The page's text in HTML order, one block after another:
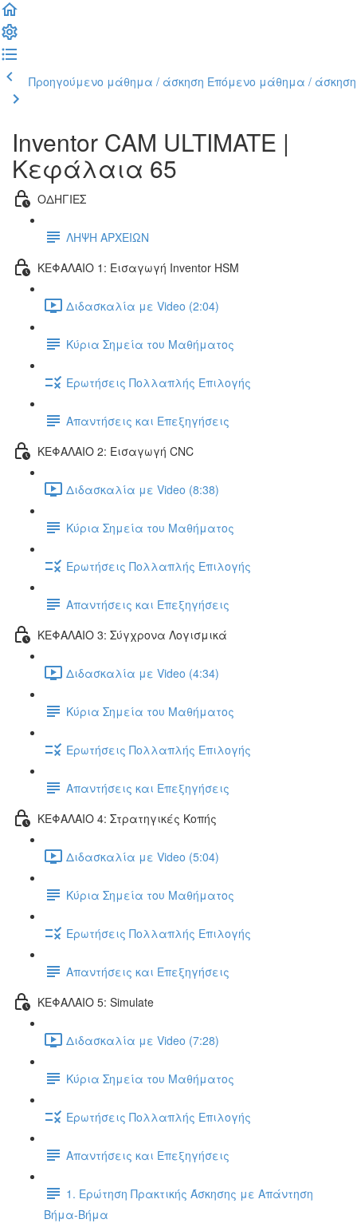
Προηγούμενο μάθημα / άσκηση Επόμενο μάθημα / άσκηση
Inventor CAM ULTIMATE |
Κεφάλαια 65
ΟΔΗΓΙΕΣ
ΛΗΨΗ ΑΡΧΕΙΩΝ
ΚΕΦΑΛΑΙΟ 1: Εισαγωγή Inventor HSM
Διδασκαλία με Video (2:04)
Κύρια Σημεία του Μαθήματος
Ερωτήσεις Πολλαπλής Επιλογής
Απαντήσεις και Επεξηγήσεις
ΚΕΦΑΛΑΙΟ 2: Εισαγωγή CNC
Διδασκαλία με Video (8:38)
Κύρια Σημεία του Μαθήματος
Ερωτήσεις Πολλαπλής Επιλογής
Απαντήσεις και Επεξηγήσεις
ΚΕΦΑΛΑΙΟ 3: Σύγχρονα Λογισμικά
Διδασκαλία με Video (4:34)
Κύρια Σημεία του Μαθήματος
Ερωτήσεις Πολλαπλής Επιλογής
Απαντήσεις και Επεξηγήσεις
ΚΕΦΑΛΑΙΟ 4: Στρατηγικές Κοπής
Διδασκαλία με Video (5:04)
Κύρια Σημεία του Μαθήματος
Ερωτήσεις Πολλαπλής Επιλογής
Απαντήσεις και Επεξηγήσεις
ΚΕΦΑΛΑΙΟ 5: Simulate
Διδασκαλία με Video (7:28)
Κύρια Σημεία του Μαθήματος
Ερωτήσεις Πολλαπλής Επιλογής
Απαντήσεις και Επεξηγήσεις
1. Ερώτηση Πρακτικής Άσκησης με Απάντηση
Βήμα-Βήμα